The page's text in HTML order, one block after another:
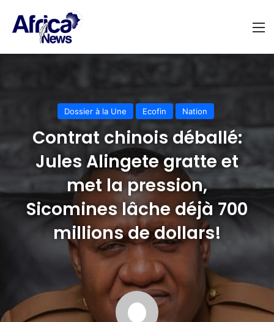
Dossier à la Une Ecofin Nation
Contrat chinois déballé:
Jules Alingete gratte et
met la pression,
Sicomines lâche déjà 700
millions de dollars!